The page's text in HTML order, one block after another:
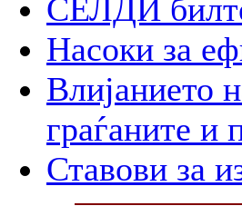
СЕЛДИ
Насоки за
Влијанието
граѓаните и
Ставови за